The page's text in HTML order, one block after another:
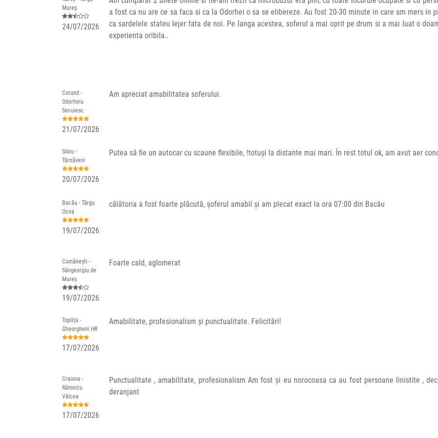
Mureș
24/07/2026
a fost ca nu are ce sa faca si ca la Odorhei o sa se elibereze. Au fost 20-30 minute in care am mers in
ca sardelele stateu lejer fata de noi. Pe langa acestea, soferul a mai oprit pe drum si a mai luat o
experienta oribila..
Corund -
Odorheiu
Secuiesc
21/07/2026
Am apreciat amabilitatea soferului.
Sibiu -
Târnăveni
20/07/2026
Putea să fie un autocar cu scaune flexibile, !totuși la distante mai mari. În rest totul ok, am avut aer
Bacău - Târgu
Ocna
19/07/2026
călătoria a fost foarte plăcută, șoferul amabil și am plecat exact la ora 07:00 din Bacău
Comănești -
Sângeorgiu de
Mureș
19/07/2026
Foarte cald, aglomerat
Toplița -
Gheorgheni HR
17/07/2026
Amabilitate, profesionalism și punctualitate. Felicitări!
Craiova -
Râmnicu
Vâlcea
17/07/2026
Punctualitate , amabilitate, profesionalism Am fost și eu norocoasa ca au fost persoane linistite ,
deranjant